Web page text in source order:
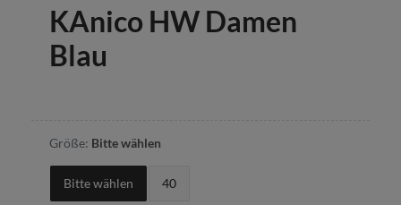
KAnico HW Damen
Blau
Größe: Bitte wählen
Bitte wählen 40